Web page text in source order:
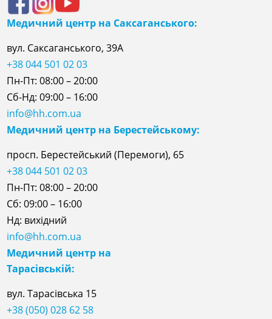
Медичний центр на Саксаганського:
вул. Саксаганського, 39А
+38 044 501 02 03
Пн-Пт: 08:00 – 20:00
Сб-Нд: 09:00 – 16:00
info@hh.com.ua
Медичний центр на Берестейському:
просп. Берестейський (Перемоги), 65
+38 044 501 02 03
Пн-Пт: 08:00 – 20:00
Сб: 09:00 – 16:00
Нд: вихідний
info@hh.com.ua
Медичний центр на
Тарасівській:
вул. Тарасівська 15
+38 (050) 028 62 58